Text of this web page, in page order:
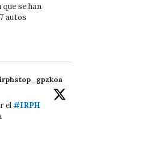
se han
autos
el#IRPH